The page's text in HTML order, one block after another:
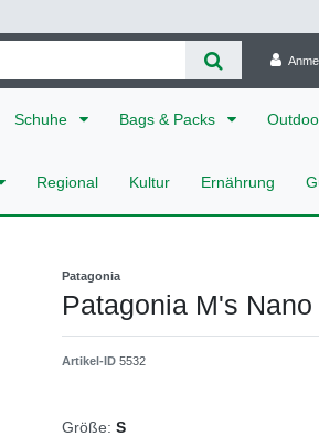
Schuhe Bags & Packs
Regional Kultur Ernährung
Patagonia
Patagonia M's
Artikel-ID 5532
Größe: S